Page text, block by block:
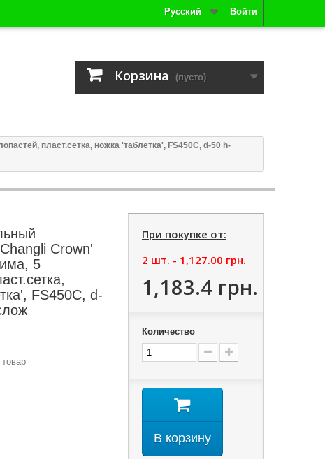
Войти
Русский
Корзина (пусто)
пласт.сетка, ножка 'таблетка', FS450C, d-50 h-
Crown'
5
FS450C, d-
При покупке от:
2 шт. - 1,127.00 грн.
1,183.4 грн.
Количество
В корзину